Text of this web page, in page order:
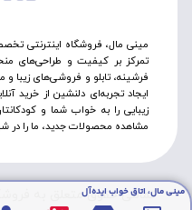
مینی مال، فروشگاه اینترنتی
تمرکز بر کیفیت و طراحی‌های
فرشینه، تابلو و فروشی‌های زیبا و
ایجاد تجربه‌ای دلنشین از خرید
زیبایی را به خواب شما و
مشاهده محصولات جدید، ما را در
تمامی حقوق متعلق به
مینی مال، اتاق خواب ایده‌آل